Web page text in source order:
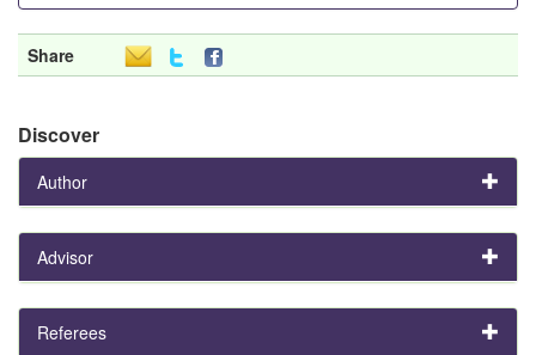
Share
Discover
Author
Advisor
Referees